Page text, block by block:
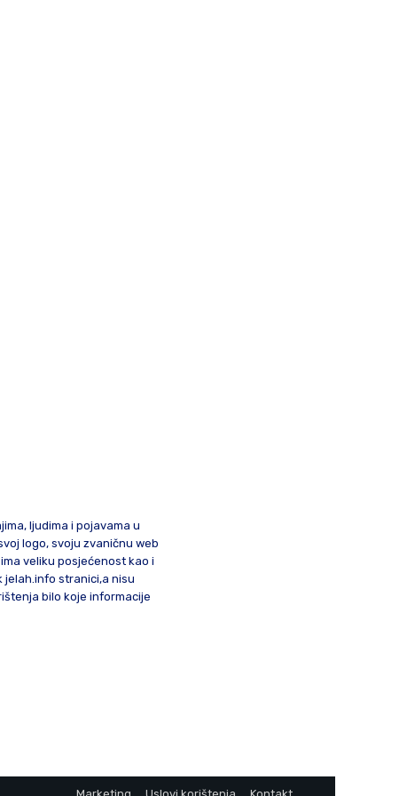
ljudima i pojavama u
logo, svoju zvaničnu web
veliku posjećenost kao i
jelah.info stranici,a nisu
bilo koje informacije